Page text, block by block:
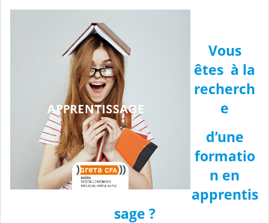
Vous
êtes à la
recherch
e
d’une
formatio
n en
apprentis
sage ?